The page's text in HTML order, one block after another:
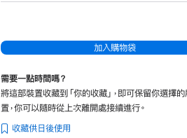
加入購物袋
需要一點時間嗎？
將這部裝置收藏到「你的收藏」，即可保留你選擇
置，你可以隨時從上次離開處接續進行。
收藏供日後使用